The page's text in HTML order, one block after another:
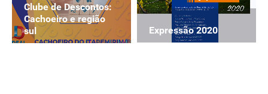
Clube de Descontos:
Cachoeiro e região
sul
Expressão 2020